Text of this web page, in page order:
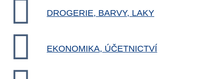
DROGERIE, BARVY, LAKY
EKONOMIKA, ÚČETNICTVÍ